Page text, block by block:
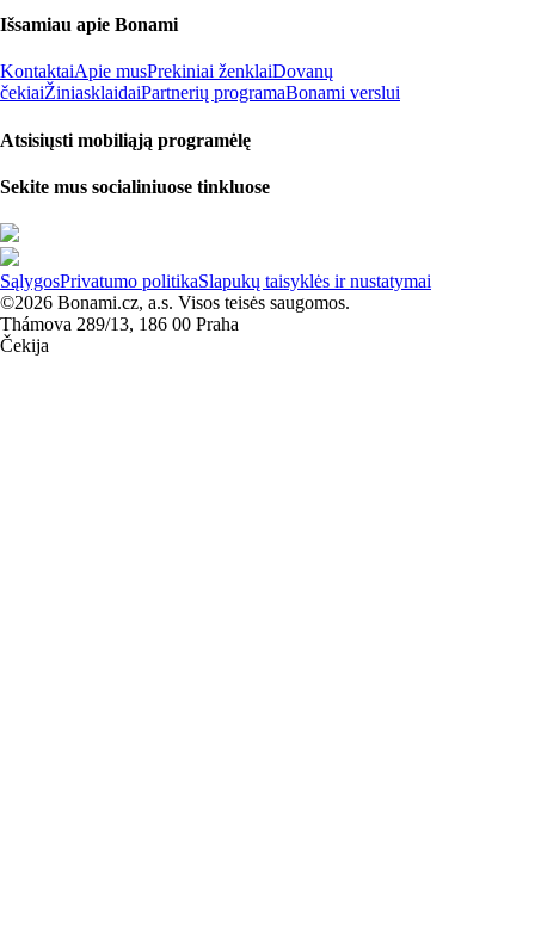
Išsamiau apie Bonami
KontaktaiApie musPrekiniai ženklaiDovanų
čekiaiŽiniasklaidaiPartnerių programaBonami verslui
Atsisiųsti mobiliąją programėlę
Sekite mus socialiniuose tinkluose
SąlygosPrivatumo politikaSlapukų taisyklės ir nustatymai
©2026 Bonami.cz, a.s. Visos teisės saugomos.
Thámova 289/13, 186 00 Praha
Čekija